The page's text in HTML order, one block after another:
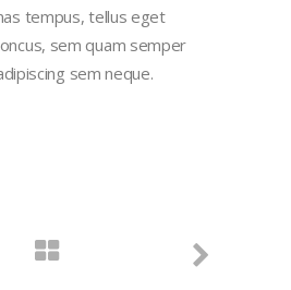
tempus, tellus eget
sem quam semper
sem neque.